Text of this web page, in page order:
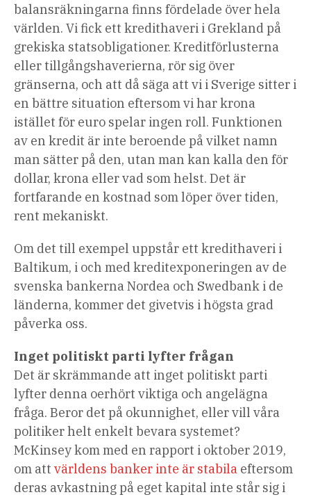
balansräkningarna finns fördelade över hela
världen. Vi fick ett kredithaveri i Grekland på
grekiska statsobligationer. Kreditförlusterna
eller tillgångshaverierna, rör sig över
gränserna, och att då säga att vi i Sverige sitter i
en bättre situation eftersom vi har krona
istället för euro spelar ingen roll. Funktionen
av en kredit är inte beroende på vilket namn
man sätter på den, utan man kan kalla den för
dollar, krona eller vad som helst. Det är
fortfarande en kostnad som löper över tiden,
rent mekaniskt.
Om det till exempel uppstår ett kredithaveri i
Baltikum, i och med kreditexponeringen av de
svenska bankerna Nordea och Swedbank i de
länderna, kommer det givetvis i högsta grad
påverka oss.
Inget politiskt parti lyfter frågan
Det är skrämmande att inget politiskt parti
lyfter denna oerhört viktiga och angelägna
fråga. Beror det på okunnighet, eller vill våra
politiker helt enkelt bevara systemet?
McKinsey kom med en rapport i oktober 2019,
om att världens banker inte är stabila eftersom
deras avkastning på eget kapital inte står sig i